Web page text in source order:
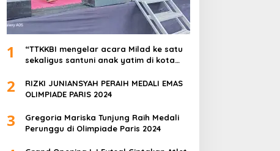
1
“TTKKBI mengelar acara Milad ke satu
sekaligus santuni anak yatim di kota
2
RIZKI JUNIANSYAH PERAIH MEDALI EMAS
OLIMPIADE PARIS 2024
3
Gregoria Mariska Tunjung Raih Medali
Perunggu di Olimpiade Paris 2024